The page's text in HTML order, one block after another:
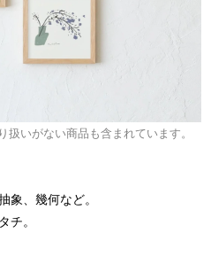
いがない商品も含まれています。
象、幾何など。
チ。